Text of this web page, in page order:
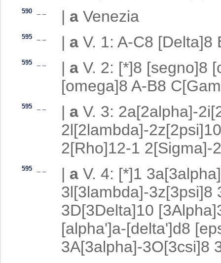
590 | a Venezia
595 | a V. 1: A-C8
595 | a V. 2: [*]8 [segno]8
[omega]8 A-B8
595 | a V. 3: 2a[2alpha]-
2l[2lambda]-
2[Rho]12-1 2[Sigma]-
595 | a V. 4: [*]1
3l[3lambda]-3z[3psi]8
3D[3Delta]10
[alpha']a-[delta']d8
3A[3alpha]-3O[3csi]8